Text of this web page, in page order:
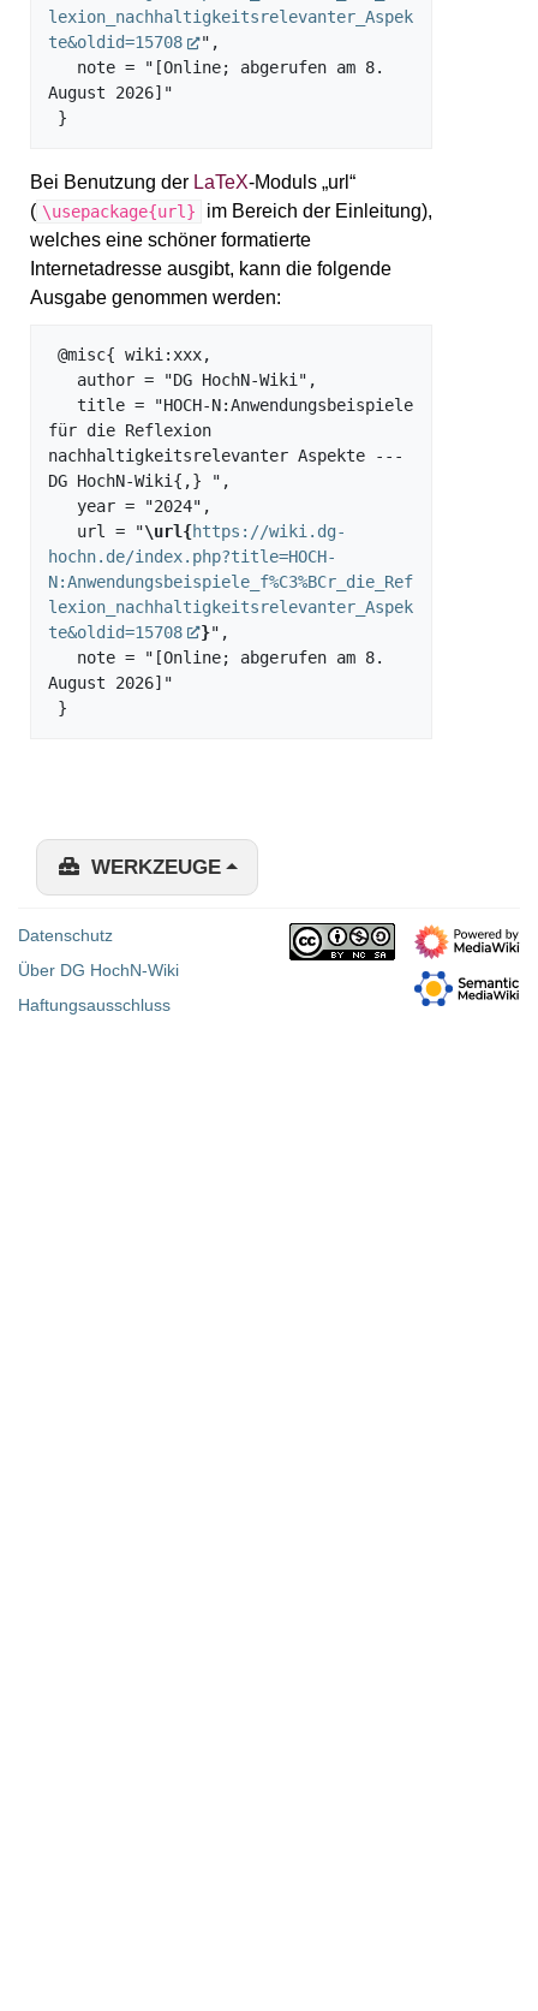
lexion_nachhaltigkeitsrelevanter_Aspek
te&oldid=15708
",
August 2026]"
Bei Benutzung der LaTeX-Moduls „url“
( \usepackage{url}
im Bereich der Einleitung),
welches eine schöner formatierte
Internetadresse ausgibt, kann die folgende
Ausgabe genommen werden:
für die Reflexion
nachhaltigkeitsrelevanter Aspekte ---
DG HochN-Wiki{,} ",
   url = "
\url{https://wiki.dg-
hochn.de/index.php?title=HOCH-
N:Anwendungsbeispiele_f%C3%BCr_die_Ref
lexion_nachhaltigkeitsrelevanter_Aspek
te&oldid=15708
}",
August 2026]"
WERKZEUGE
Datenschutz
Über DG HochN-Wiki
Haftungsausschluss